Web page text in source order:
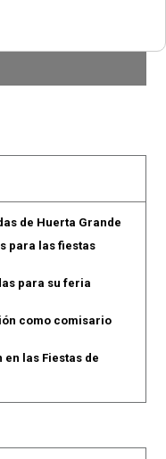
de Huerta Grande
para las fiestas
para su feria
como comisario
las Fiestas de